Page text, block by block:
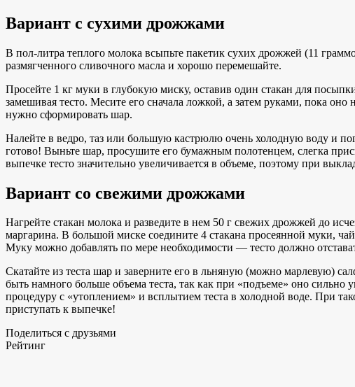
Вариант с сухими дрожжами
В пол-литра теплого молока всыпьте пакетик сухих дрожжей (11
размягченного сливочного масла и хорошо перемешайте.
Просейте 1 кг муки в глубокую миску, оставив один стакан для
замешивая тесто. Месите его сначала ложкой, а затем руками, пока
нужно сформировать шар.
Налейте в ведро, таз или большую кастрюлю очень холодную воду и
готово! Выньте шар, просушите его бумажным полотенцем, слегка
выпечке тесто значительно увеличивается в объеме, поэтому при
Вариант со свежими дрожжами
Нагрейте стакан молока и разведите в нем 50 г свежих дрожжей до
маргарина. В большой миске соедините 4 стакана просеянной муки,
Муку можно добавлять по мере необходимости — тесто должно
Скатайте из теста шар и заверните его в льняную (можно марлевую)
быть намного больше объема теста, так как при «подъеме» оно сильно
процедуру с «утоплением» и всплытием теста в холодной воде. При
приступать к выпечке!
Поделиться с друзьями
Рейтинг